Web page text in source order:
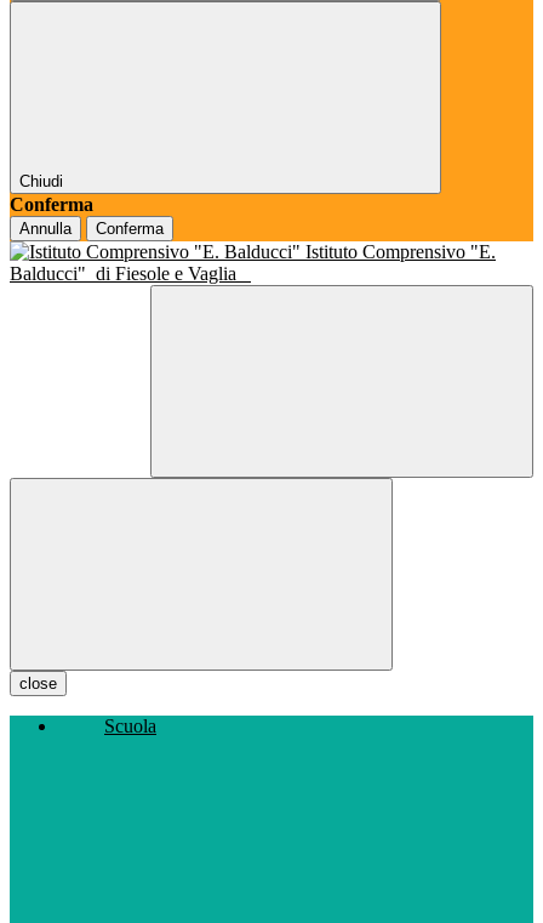
Chiudi
Conferma
Annulla Conferma
Istituto Comprensivo "E.
Balducci" di Fiesole e Vaglia
close
Scuola